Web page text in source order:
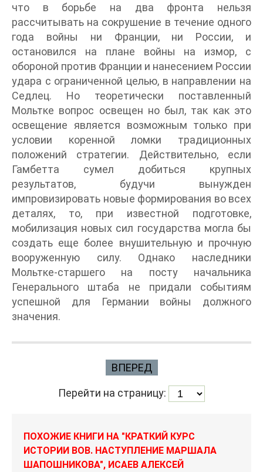
что в борьбе на два фронта нельзя
рассчитывать на сокрушение в течение одного
года войны ни Франции, ни России, и
остановился на плане войны на измор, с
обороной против Франции и нанесением России
удара с ограниченной целью, в направлении на
Седлец. Но теоретически поставленный
Мольтке вопрос освещен но был, так как это
освещение является возможным только при
условии коренной ломки традиционных
положений стратегии. Действительно, если
Гамбетта сумел добиться крупных
результатов, будучи вынужден
импровизировать новые формирования во всех
деталях, то, при известной подготовке,
мобилизация новых сил государства могла бы
создать еще более внушительную и прочную
вооруженную силу. Однако наследники
Мольтке-старшего на посту начальника
Генерального штаба не придали событиям
успешной для Германии войны должного
значения.
ВПЕРЕД
Перейти на страницу:
ПОХОЖИЕ КНИГИ НА "КРАТКИЙ КУРС
ИСТОРИИ ВОВ. НАСТУПЛЕНИЕ МАРШАЛА
ШАПОШНИКОВА", ИСАЕВ АЛЕКСЕЙ